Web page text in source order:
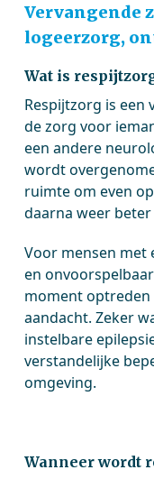
Vervangende
logeerzorg,
Wat is
Respijtzorg is een
de zorg voor
een andere
wordt
ruimte om even
daarna weer
Voor mensen met
en
moment optreden
aandacht. Zeker
instelbare
verstandelijke
omgeving.
Wanneer wordt